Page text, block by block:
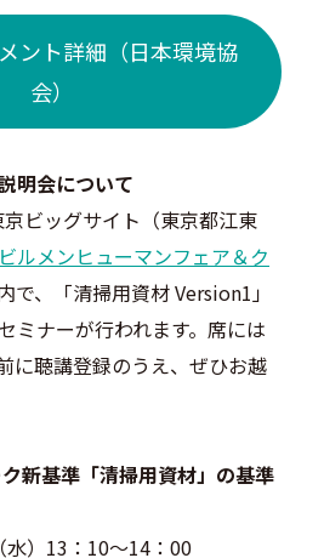
ント詳細（日本環境協
会）
明会について
ビッグサイト（東京都江東
ビルメンヒューマンフェア＆ク
で、「清掃用資材 Version1」
ミナーが行われます。席には
に聴講登録のうえ、ぜひお越
新基準「清掃用資材」の基準
水）13：10～14：00